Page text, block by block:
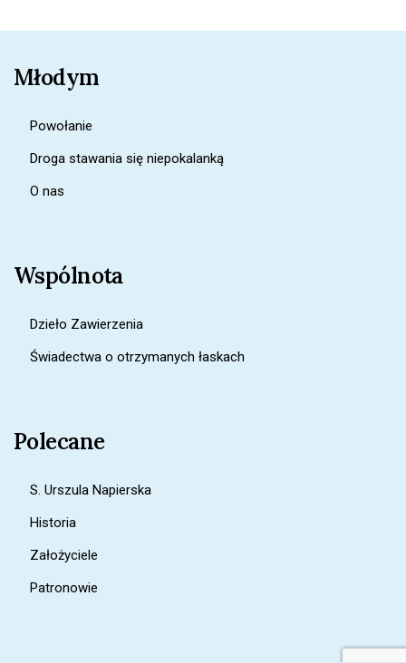
Młodym
Powołanie
Droga stawania się niepokalanką
O nas
Wspólnota
Dzieło Zawierzenia
Świadectwa o otrzymanych łaskach
Polecane
S. Urszula Napierska
Historia
Założyciele
Patronowie